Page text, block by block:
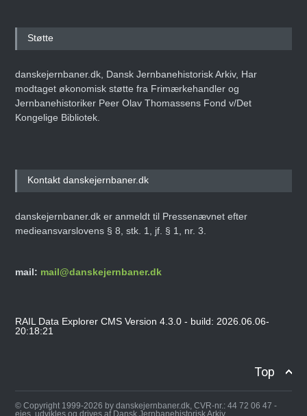
Støtte
danskejernbaner.dk, Dansk Jernbanehistorisk Arkiv, Har
modtaget økonomisk støtte fra Frimærkehandler og
Jernbanehistoriker Peer Olav Thomassens Fond v/Det
Kongelige Bibliotek.
Kontakt danskejernbaner.dk
danskejernbaner.dk er anmeldt til Pressenævnet efter
medieansvarslovens § 8, stk. 1, jf. § 1, nr. 3.
mail: mail@danskejernbaner.dk
RAIL Data Explorer CMS Version 4.3.0 - build: 2026.06.06-
20:18:21
Top
© Copyright 1999-2026 by danskejernbaner.dk, CVR-nr.: 44 72 06 47 -
ejes, udvikles og drives af Dansk Jernbanehistorisk Arkiv